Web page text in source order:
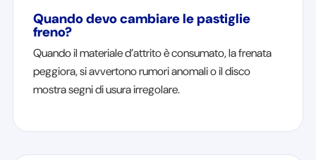
Quando devo cambiare le pastiglie
freno?
Quando il materiale d’attrito è consumato, la frenata
peggiora, si avvertono rumori anomali o il disco
mostra segni di usura irregolare.